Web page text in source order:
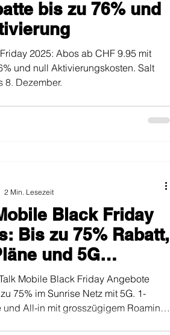
bis zu 76% und
2025: Abos ab CHF 9.95 mit
und null Aktivierungskosten. Salt
8. Dezember.
Black Friday
Bis zu 75% Rabatt,
und 5G
Mobile Black Friday Angebote
75% im Sunrise Netz mit 5G. 1-
und All-in mit grosszügigem Roaming.
2 Min. Lesezeit